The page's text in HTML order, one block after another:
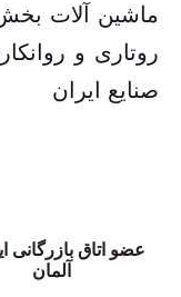
ماشین آلات
روتاری و
صنایع ایران
عضو اتاق بازرگانی
آلمان